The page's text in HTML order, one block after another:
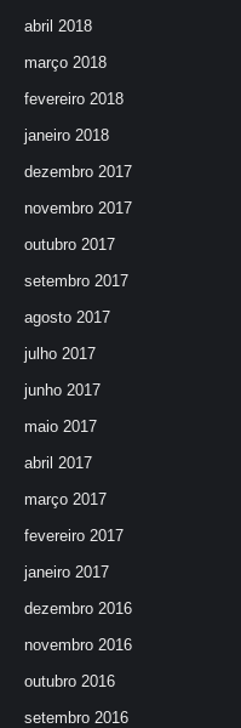
abril 2018
março 2018
fevereiro 2018
janeiro 2018
dezembro 2017
novembro 2017
outubro 2017
setembro 2017
agosto 2017
julho 2017
junho 2017
maio 2017
abril 2017
março 2017
fevereiro 2017
janeiro 2017
dezembro 2016
novembro 2016
outubro 2016
setembro 2016